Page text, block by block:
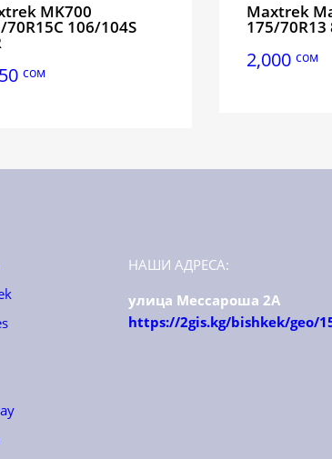
MK700
70R15C 106/104S
сом
Maxtrek
175/70R13
2,000 сом
НАШИ АДРЕСА:
улица Мессароша 2А
https://2gis.kg/bishkek/geo/